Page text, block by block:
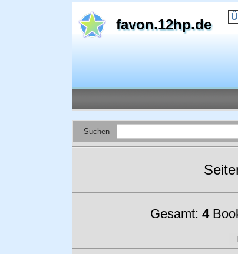
favon.12hp.de
Suchen
Gesamt: 4